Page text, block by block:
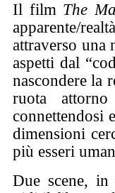
Il film The
apparente/
attraverso una
aspetti dal
nascondere la
ruota
connettendosi
dimensioni
più esseri
Due scene, in